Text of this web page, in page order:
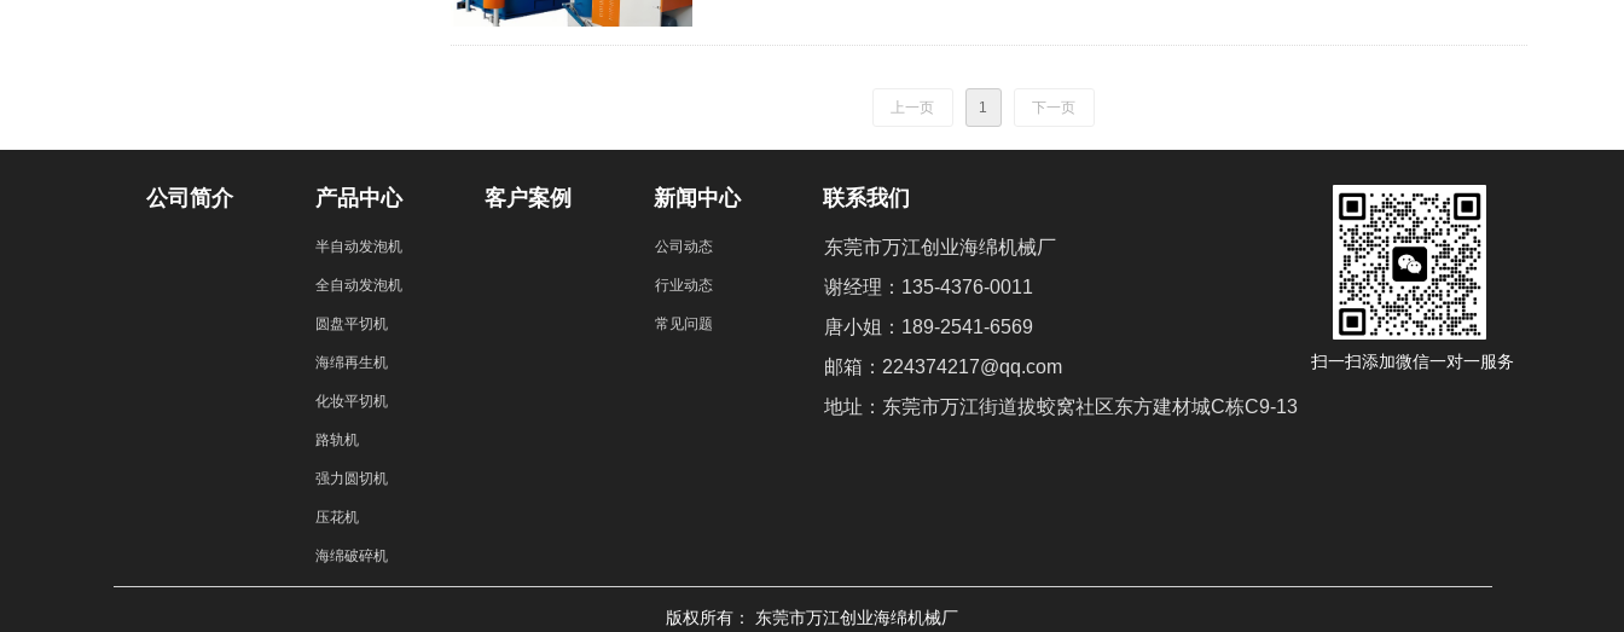
上一页 1 下一页
公司简介 产品中心 客户案例 新闻中心 联系我们
半自动发泡机
全自动发泡机
圆盘平切机
海绵再生机
化妆平切机
路轨机
强力圆切机
压花机
海绵破碎机
公司动态
行业动态
常见问题
东莞市万江创业海绵机械厂
谢经理：135-4376-0011
唐小姐：189-2541-6569
邮箱：224374217@qq.com
地址：东莞市万江街道拔蛟窝社区东方建材城C栋C9-13
扫一扫添加微信一对一服务
版权所有： 东莞市万江创业海绵机械厂